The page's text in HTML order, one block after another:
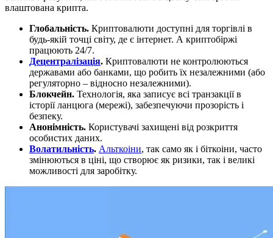
влаштована крипта.
Глобальність. Криптовалюти доступні для торгівлі в
будь-якій точці світу, де є інтернет. А криптобіржі
працюють 24/7.
Децентралізація. Криптовалюти не контролюються
державами або банками, що робить їх незалежними (або
регуляторно – відносно незалежними).
Блокчейн. Технологія, яка записує всі транзакції в
історії ланцюга (мережі), забезпечуючи прозорість і
безпеку.
Анонімність. Користувачі захищені від розкриття
особистих даних.
Волатильність. Альткоіни, так само як і біткоіни, часто
змінюються в ціні, що створює як ризики, так і великі
можливості для заробітку.